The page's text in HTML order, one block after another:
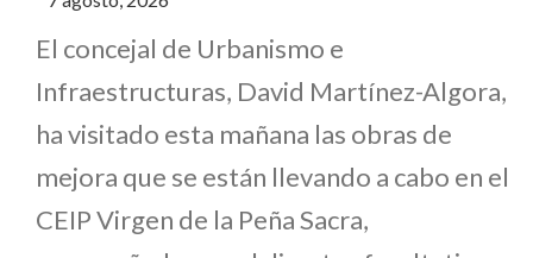
El concejal de Urbanismo e
Infraestructuras, David Martínez-Algora,
ha visitado esta mañana las obras de
mejora que se están llevando a cabo en el
CEIP Virgen de la Peña Sacra,